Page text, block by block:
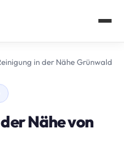
in der Nähe Grünwald
Nähe von